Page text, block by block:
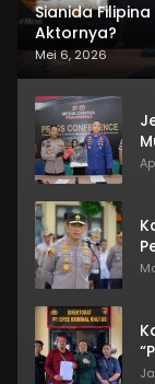
Sianida
Aktornya?
Mei 6, 2026